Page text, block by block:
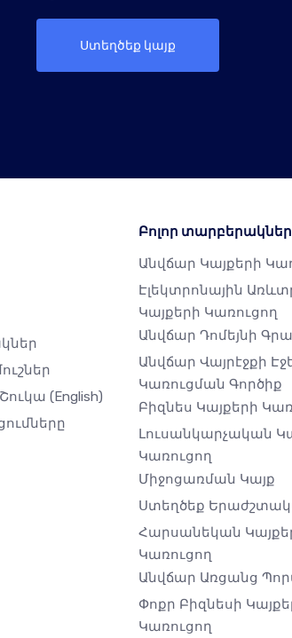
Ստեղծեք կայք
(English)
Բոլոր
Անվճար Կայքերի
Էլեկտրոնային
Կայքերի Կառուցող
Անվճար Դոմեյնի
Անվճար Վայրէջքի
Կառուցման Գործիք
Բիզնես Կայքերի
Լուսանկարչական
Կառուցող
Միջոցառման Կայք
Ստեղծեք
Հարսանեկան
Կառուցող
Անվճար Առցանց
Փոքր Բիզնեսի
Կառուցող